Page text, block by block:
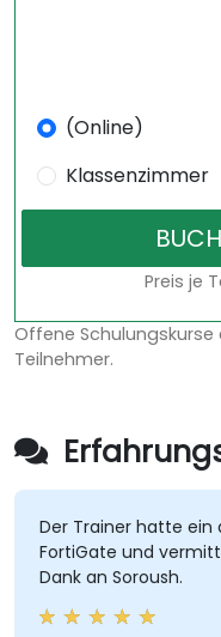
(Online)
Klassenzimmer
Preis je
Offene
Teilnehmer.
Der Trainer hatte ein
FortiGate und
Dank an Soroush.